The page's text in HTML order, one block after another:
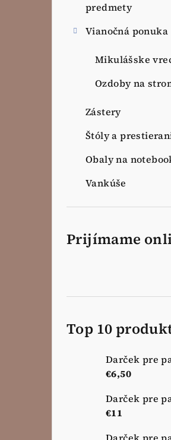
predmety
Vianočná ponuka
Mikulášske
Ozdoby na
Zástery
Štóly a
Obaly na
Vankúše
Prijímame
Top 10
€6,50
€11